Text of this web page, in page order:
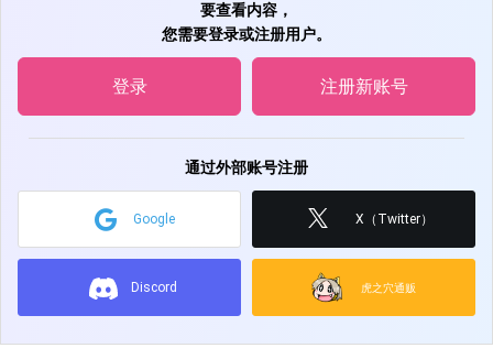
要查看内容，
您需要登录或注册用户。
登录 注册新账号
通过外部账号注册
Google X（Twitter）
Discord 虎之穴通贩